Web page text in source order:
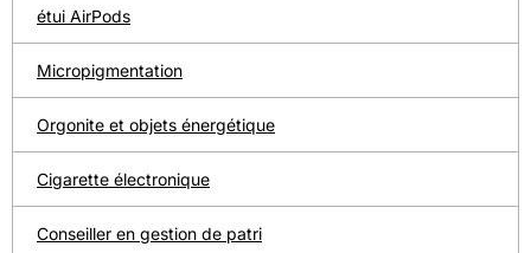
étui AirPods
Micropigmentation
Orgonite et objets énergétique
Cigarette électronique
Conseiller en gestion de patri